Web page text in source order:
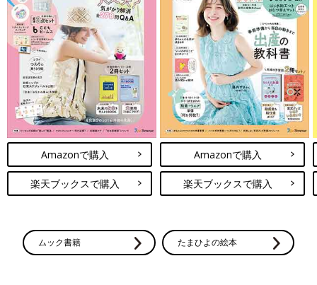
Amazonで購入
楽天ブックスで購入
Amazonで購入
楽天ブックスで購入
ムック書籍 たまひよの絵本